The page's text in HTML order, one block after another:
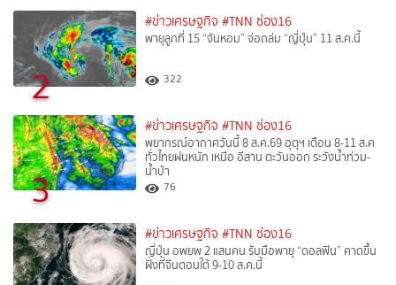
2
#ข่าวเศรษฐกิจ #TNN ช่อง16
พายุลูกที่ 15 “จันหอม” จ่อถล่ม “ญี่ปุ่น” 11 ส.ค.นี้
322
3
#ข่าวเศรษฐกิจ #TNN ช่อง16
พยากรณ์อากาศวันนี้ 8 ส.ค.69 อุตุฯ เตือน 8-11 ส.ค
ทั่วไทยฝนหนัก เหนือ อีสาน ตะวันออก ระวังน้ำท่วม-
น้ำป่า
76
#ข่าวเศรษฐกิจ #TNN ช่อง16
ญี่ปุ่น อพยพ 2 แสนคน รับมือพายุ “ดอลฟิน” คาดขึ้น
ฝั่งที่จีนตอนใต้ 9-10 ส.ค.นี้